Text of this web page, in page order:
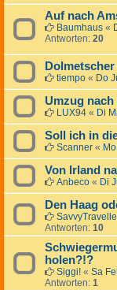
Auf nach
Baumhaus «
Antworten: 20
tiempo « Do
Umzug
LUX94 « Di
Soll ich in
Scanner «
Von Irland
Anbeco « Di
Den Haag
Antworten: 10
holen?!?
Siggi! « Sa
Antworten: 1